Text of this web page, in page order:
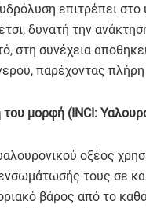
επιτρέπει στο
δυνατή την
στη συνέχεια
παρέχοντας
μορφή (INCI:
οξέος
τους σε
βάρος από το